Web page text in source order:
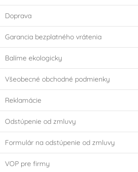
Doprava
Garancia bezplatného vrátenia
Balíme ekologicky
Všeobecné obchodné podmienky
Reklamácie
Odstúpenie od zmluvy
Formulár na odstúpenie od zmluvy
VOP pre firmy